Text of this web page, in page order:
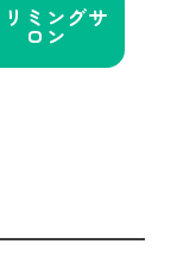
リミングサ
ロン